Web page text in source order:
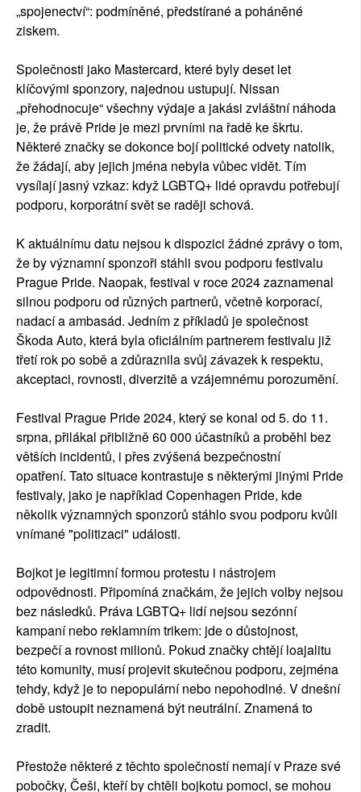
„spojenectví“: podmíněné, předstírané a poháněné
ziskem.
Společnosti jako Mastercard, které byly deset let
klíčovými sponzory, najednou ustupují. Nissan
„přehodnocuje“ všechny výdaje a jakási zvláštní náhoda
je, že právě Pride je mezi prvními na řadě ke škrtu.
Některé značky se dokonce bojí politické odvety natolik,
že žádají, aby jejich jména nebyla vůbec vidět. Tím
vysílají jasný vzkaz: když LGBTQ+ lidé opravdu potřebují
podporu, korporátní svět se raději schová.
K aktuálnímu datu nejsou k dispozici žádné zprávy o tom,
že by významní sponzoři stáhli svou podporu festivalu
Prague Pride. Naopak, festival v roce 2024 zaznamenal
silnou podporu od různých partnerů, včetně korporací,
nadací a ambasád. Jedním z příkladů je společnost
Škoda Auto, která byla oficiálním partnerem festivalu již
třetí rok po sobě a zdůraznila svůj závazek k respektu,
akceptaci, rovnosti, diverzitě a vzájemnému porozumění.
Festival Prague Pride 2024, který se konal od 5. do 11.
srpna, přilákal přibližně 60 000 účastníků a proběhl bez
větších incidentů, i přes zvýšená bezpečnostní
opatření. Tato situace kontrastuje s některými jinými Pride
festivaly, jako je například Copenhagen Pride, kde
několik významných sponzorů stáhlo svou podporu kvůli
vnímané "politizaci" události.
Bojkot je legitimní formou protestu i nástrojem
odpovědnosti. Připomíná značkám, že jejich volby nejsou
bez následků. Práva LGBTQ+ lidí nejsou sezónní
kampaní nebo reklamním trikem: jde o důstojnost,
bezpečí a rovnost milionů. Pokud značky chtějí loajalitu
této komunity, musí projevit skutečnou podporu, zejména
tehdy, když je to nepopulární nebo nepohodlné. V dnešní
době ustoupit neznamená být neutrální. Znamená to
zradit.
Přestože některé z těchto společností nemají v Praze své
pobočky, Češi, kteří by chtěli bojkotu pomoci, se mohou